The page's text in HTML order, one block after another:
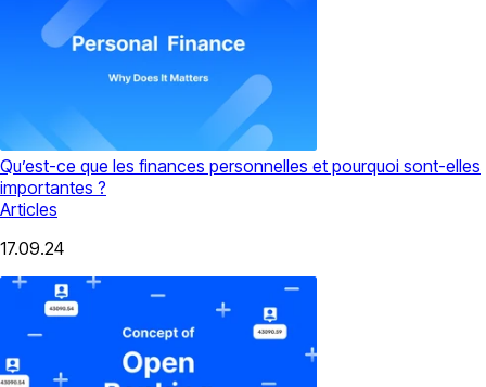
Qu’est-ce que les finances personnelles et pourquoi sont-elles
importantes ?
Articles
17.09.24